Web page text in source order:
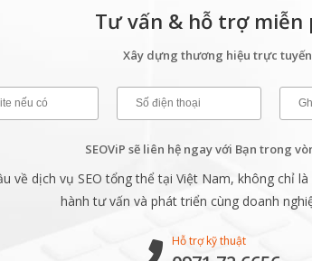
Tư vấn & hỗ trợ miễn
Xây dựng thương hiệu trực tuyến
SEOViP sẽ liên hệ ngay với Bạn trong
về dịch vụ SEO tổng thể tại Việt Nam, không chỉ
hành tư vấn và phát triển cùng doanh
Hỗ trợ kỹ thuật